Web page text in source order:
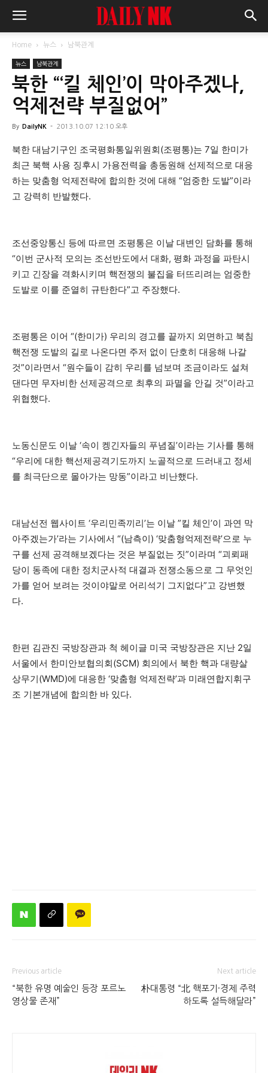
Home 뉴스 남북관계
뉴스 남북관계
북한 “‘킬 체인’이 막아주겠나,
억제전략 부질없어”
By DailyNK - 2013.10.07 12:10 오후
북한 대남기구인 조국평화통일위원회(조평통)는 7일 한미가
최근 북핵 사용 징후시 가용전력을 총동원해 선제적으로 대응
하는 맞춤형 억제전략에 합의한 것에 대해 “엄중한 도발”이라
고 강력히 반발했다.
조선중앙통신 등에 따르면 조평통은 이날 대변인 담화를 통해
“이번 군사적 모의는 조선반도에서 대화, 평화 과정을 파탄시
키고 긴장을 격화시키며 핵전쟁의 불집을 터뜨리려는 엄중한
도발로 이를 준열히 규탄한다”고 주장했다.
조평통은 이어 “(한미가) 우리의 경고를 끝까지 외면하고 북침
핵전쟁 도발의 길로 나온다면 주저 없이 단호히 대응해 나갈
것”이라면서 “원수들이 감히 우리를 넘보며 조금이라도 설쳐
댄다면 무자비한 선제공격으로 최후의 파멸을 안길 것”이라고
위협했다.
노동신문도 이날 ‘속이 켕긴자들의 푸념질’이라는 기사를 통해
“우리에 대한 핵선제공격기도까지 노골적으로 드러내고 정세
를 최극단으로 몰아가는 망동”이라고 비난했다.
대남선전 웹사이트 ‘우리민족끼리’는 이날 ”킬 체인’이 과연 막
아주겠는가’라는 기사에서 “(남측이) ‘맞춤형억제전략’으로 누
구를 선제 공격해보겠다는 것은 부질없는 짓”이라며 “괴뢰패
당이 동족에 대한 정치군사적 대결과 전쟁소동으로 그 무엇인
가를 얻어 보려는 것이야말로 어리석기 그지없다”고 강변했
다.
한편 김관진 국방장관과 척 헤이글 미국 국방장관은 지난 2일
서울에서 한미안보협의회(SCM) 회의에서 북한 핵과 대량살
상무기(WMD)에 대응한 ‘맞춤형 억제전략’과 미래연합지휘구
조 기본개념에 합의한 바 있다.
Previous article
“북한 유명 예술인 등장 포르노
영상물 존재”
Next article
朴대통령 “北 핵포기·경제 주력
하도록 설득해달라”